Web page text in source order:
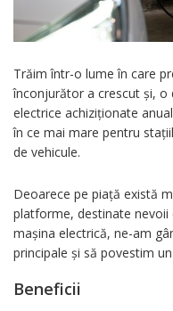
Trăim într-o lume în care
înconjurător a crescut și, o
electrice achiziționate
în ce mai mare pentru
de vehicule.
Deoarece pe piață există
platforme, destinate
mașina electrică, ne-am
principale și să povestim
Beneficii